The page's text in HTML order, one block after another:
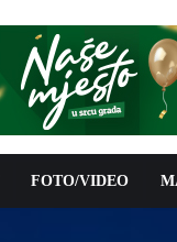
FOTO/VIDEO